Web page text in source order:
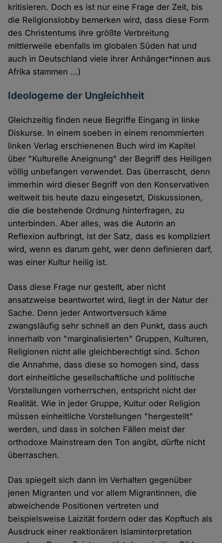
kritisieren. Doch es ist nur eine Frage der Zeit, bis
die Religionslobby bemerken wird, dass diese Form
des Christentums ihre größte Verbreitung
mittlerweile ebenfalls im globalen Süden hat und
auch in Deutschland viele ihrer Anhänger*innen aus
Afrika stammen ...)
Ideologeme der Ungleichheit
Gleichzeitig finden neue Begriffe Eingang in linke
Diskurse. In einem soeben in einem renommierten
linken Verlag erschienenen Buch wird im Kapitel
über "Kulturelle Aneignung" der Begriff des Heiligen
völlig unbefangen verwendet. Das überrascht, denn
immerhin wird dieser Begriff von den Konservativen
weltweit bis heute dazu eingesetzt, Diskussionen,
die die bestehende Ordnung hinterfragen, zu
unterbinden. Aber alles, was die Autorin an
Reflexion aufbringt, ist der Satz, dass es kompliziert
wird, wenn es darum geht, wer denn definieren darf,
was einer Kultur heilig ist.
Dass diese Frage nur gestellt, aber nicht
ansatzweise beantwortet wird, liegt in der Natur der
Sache. Denn jeder Antwortversuch käme
zwangsläufig sehr schnell an den Punkt, dass auch
innerhalb von "marginalisierten" Gruppen, Kulturen,
Religionen nicht alle gleichberechtigt sind. Schon
die Annahme, dass diese so homogen sind, dass
dort einheitliche gesellschaftliche und politische
Vorstellungen vorherrschen, entspricht nicht der
Realität. Wie in jeder Gruppe, Kultur oder Religion
müssen einheitliche Vorstellungen "hergestellt"
werden, und dass in solchen Fällen meist der
orthodoxe Mainstream den Ton angibt, dürfte nicht
überraschen.
Das spiegelt sich dann im Verhalten gegenüber
jenen Migranten und vor allem Migrantinnen, die
abweichende Positionen vertreten und
beispielsweise Laizität fordern oder das Kopftuch als
Ausdruck einer reaktionären Islaminterpretation